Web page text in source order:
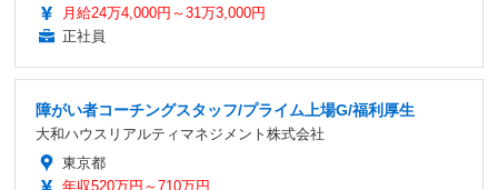
月給24万4,000円～31万3,000円
正社員
障がい者コーチングスタッフ/プライム上場G/福利厚生
大和ハウスリアルティマネジメント株式会社
東京都
年収520万円～710万円